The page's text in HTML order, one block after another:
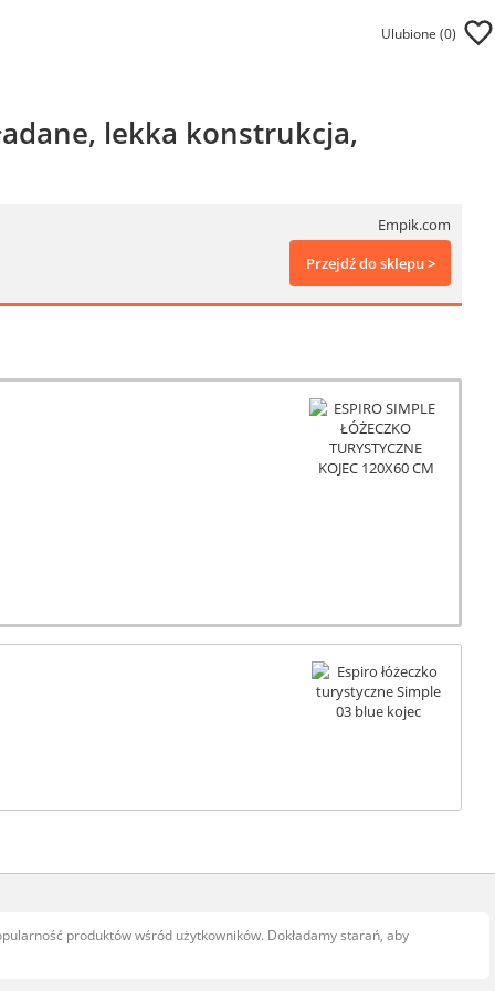
Ulubione (0)
lekka konstrukcja,
Empik.com
Przejdź do sklepu >
produktów wśród użytkowników. Dokładamy starań, aby